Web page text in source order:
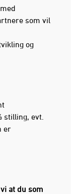
som vil
og
stilling, evt.
er
at du som